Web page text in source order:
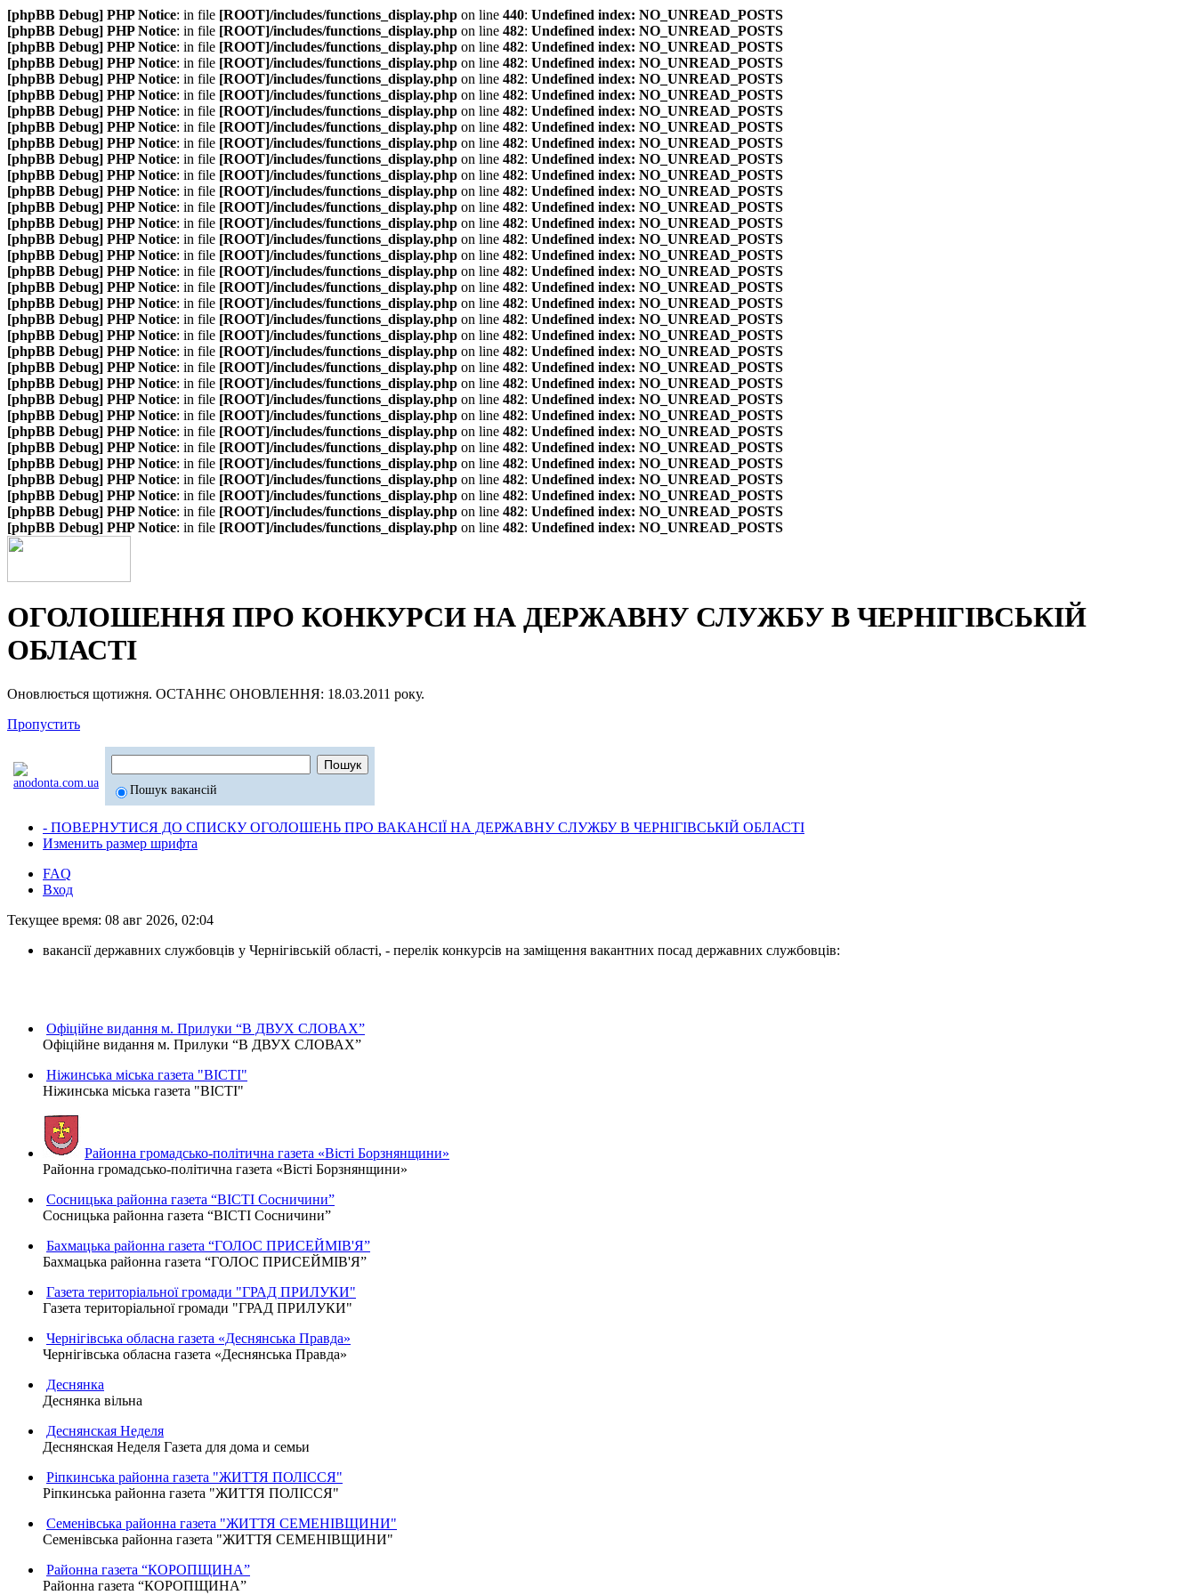
[phpBB Debug] PHP Notice: in file [ROOT]/includes/functions_display.php on line 440: Undefined index: NO_UNREAD_POSTS
[phpBB Debug] PHP Notice: in file [ROOT]/includes/functions_display.php on line 482: Undefined index: NO_UNREAD_POSTS
[phpBB Debug] PHP Notice: in file [ROOT]/includes/functions_display.php on line 482: Undefined index: NO_UNREAD_POSTS
[phpBB Debug] PHP Notice: in file [ROOT]/includes/functions_display.php on line 482: Undefined index: NO_UNREAD_POSTS
[phpBB Debug] PHP Notice: in file [ROOT]/includes/functions_display.php on line 482: Undefined index: NO_UNREAD_POSTS
[phpBB Debug] PHP Notice: in file [ROOT]/includes/functions_display.php on line 482: Undefined index: NO_UNREAD_POSTS
[phpBB Debug] PHP Notice: in file [ROOT]/includes/functions_display.php on line 482: Undefined index: NO_UNREAD_POSTS
[phpBB Debug] PHP Notice: in file [ROOT]/includes/functions_display.php on line 482: Undefined index: NO_UNREAD_POSTS
[phpBB Debug] PHP Notice: in file [ROOT]/includes/functions_display.php on line 482: Undefined index: NO_UNREAD_POSTS
[phpBB Debug] PHP Notice: in file [ROOT]/includes/functions_display.php on line 482: Undefined index: NO_UNREAD_POSTS
[phpBB Debug] PHP Notice: in file [ROOT]/includes/functions_display.php on line 482: Undefined index: NO_UNREAD_POSTS
[phpBB Debug] PHP Notice: in file [ROOT]/includes/functions_display.php on line 482: Undefined index: NO_UNREAD_POSTS
[phpBB Debug] PHP Notice: in file [ROOT]/includes/functions_display.php on line 482: Undefined index: NO_UNREAD_POSTS
[phpBB Debug] PHP Notice: in file [ROOT]/includes/functions_display.php on line 482: Undefined index: NO_UNREAD_POSTS
[phpBB Debug] PHP Notice: in file [ROOT]/includes/functions_display.php on line 482: Undefined index: NO_UNREAD_POSTS
[phpBB Debug] PHP Notice: in file [ROOT]/includes/functions_display.php on line 482: Undefined index: NO_UNREAD_POSTS
[phpBB Debug] PHP Notice: in file [ROOT]/includes/functions_display.php on line 482: Undefined index: NO_UNREAD_POSTS
[phpBB Debug] PHP Notice: in file [ROOT]/includes/functions_display.php on line 482: Undefined index: NO_UNREAD_POSTS
[phpBB Debug] PHP Notice: in file [ROOT]/includes/functions_display.php on line 482: Undefined index: NO_UNREAD_POSTS
[phpBB Debug] PHP Notice: in file [ROOT]/includes/functions_display.php on line 482: Undefined index: NO_UNREAD_POSTS
[phpBB Debug] PHP Notice: in file [ROOT]/includes/functions_display.php on line 482: Undefined index: NO_UNREAD_POSTS
[phpBB Debug] PHP Notice: in file [ROOT]/includes/functions_display.php on line 482: Undefined index: NO_UNREAD_POSTS
[phpBB Debug] PHP Notice: in file [ROOT]/includes/functions_display.php on line 482: Undefined index: NO_UNREAD_POSTS
[phpBB Debug] PHP Notice: in file [ROOT]/includes/functions_display.php on line 482: Undefined index: NO_UNREAD_POSTS
[phpBB Debug] PHP Notice: in file [ROOT]/includes/functions_display.php on line 482: Undefined index: NO_UNREAD_POSTS
[phpBB Debug] PHP Notice: in file [ROOT]/includes/functions_display.php on line 482: Undefined index: NO_UNREAD_POSTS
[phpBB Debug] PHP Notice: in file [ROOT]/includes/functions_display.php on line 482: Undefined index: NO_UNREAD_POSTS
[phpBB Debug] PHP Notice: in file [ROOT]/includes/functions_display.php on line 482: Undefined index: NO_UNREAD_POSTS
[phpBB Debug] PHP Notice: in file [ROOT]/includes/functions_display.php on line 482: Undefined index: NO_UNREAD_POSTS
[phpBB Debug] PHP Notice: in file [ROOT]/includes/functions_display.php on line 482: Undefined index: NO_UNREAD_POSTS
[phpBB Debug] PHP Notice: in file [ROOT]/includes/functions_display.php on line 482: Undefined index: NO_UNREAD_POSTS
[phpBB Debug] PHP Notice: in file [ROOT]/includes/functions_display.php on line 482: Undefined index: NO_UNREAD_POSTS
[phpBB Debug] PHP Notice: in file [ROOT]/includes/functions_display.php on line 482: Undefined index: NO_UNREAD_POSTS
ОГОЛОШЕННЯ ПРО КОНКУРСИ НА ДЕРЖАВНУ СЛУЖБУ В ЧЕРНІГІВСЬКІЙ
ОБЛАСТІ
Оновлюється щотижня. ОСТАННЄ ОНОВЛЕННЯ: 18.03.2011 року.
Пропустить
Пошук вакансій
- ПОВЕРНУТИСЯ ДО СПИСКУ ОГОЛОШЕНЬ ПРО ВАКАНСІЇ НА ДЕРЖАВНУ СЛУЖБУ В ЧЕРНІГІВСЬКІЙ ОБЛАСТІ
Изменить размер шрифта
FAQ
Вход
Текущее время: 08 авг 2026, 02:04
вакансії державних службовців у Чернігівській області, - перелік конкурсів на заміщення вакантних посад державних службовців:
Офіційне видання м. Прилуки “В ДВУХ СЛОВАХ”
Офіційне видання м. Прилуки “В ДВУХ СЛОВАХ”
Ніжинська міська газета "ВІСТІ"
Ніжинська міська газета "ВІСТІ"
Районна громадсько-політична газета «Вісті Борзнянщини»
Районна громадсько-політична газета «Вісті Борзнянщини»
Сосницька районна газета “ВІСТІ Сосничини”
Сосницька районна газета “ВІСТІ Сосничини”
Бахмацька районна газета “ГОЛОС ПРИСЕЙМІВ'Я”
Бахмацька районна газета “ГОЛОС ПРИСЕЙМІВ'Я”
Газета територіальної громади "ГРАД ПРИЛУКИ"
Газета територіальної громади "ГРАД ПРИЛУКИ"
Чернігівська обласна газета «Деснянська Правда»
Чернігівська обласна газета «Деснянська Правда»
Деснянка
Деснянка вільна
Деснянская Неделя
Деснянская Неделя Газета для дома и семьи
Ріпкинська районна газета "ЖИТТЯ ПОЛІССЯ"
Ріпкинська районна газета "ЖИТТЯ ПОЛІССЯ"
Семенівська районна газета "ЖИТТЯ СЕМЕНІВЩИНИ"
Семенівська районна газета "ЖИТТЯ СЕМЕНІВЩИНИ"
Районна газета “КОРОПЩИНА”
Районна газета “КОРОПЩИНА”